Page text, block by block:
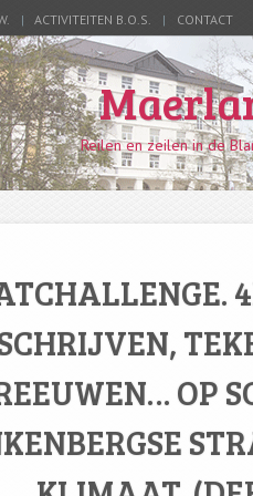
ACTIVITEITEN B.O.S. CONTACT
Reilen en zeilen in de
OP